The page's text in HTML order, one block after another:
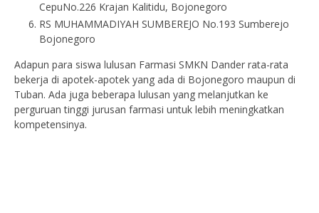
CepuNo.226 Krajan Kalitidu, Bojonegoro
RS MUHAMMADIYAH SUMBEREJO No.193 Sumberejo
Bojonegoro
Adapun para siswa lulusan Farmasi SMKN Dander rata-rata
bekerja di apotek-apotek yang ada di Bojonegoro maupun di
Tuban. Ada juga beberapa lulusan yang melanjutkan ke
perguruan tinggi jurusan farmasi untuk lebih meningkatkan
kompetensinya.